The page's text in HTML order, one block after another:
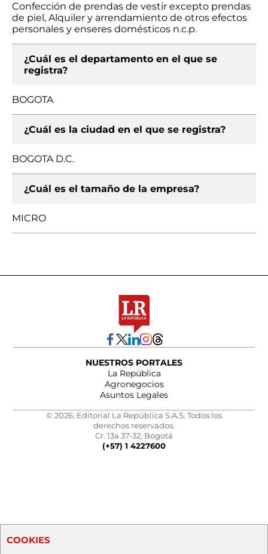
Confección de prendas de vestir excepto prendas
de piel, Alquiler y arrendamiento de otros efectos
personales y enseres domésticos n.c.p.
¿Cuál es el departamento en el que se
registra?
BOGOTA
¿Cuál es la ciudad en el que se registra?
BOGOTA D.C.
¿Cuál es el tamaño de la empresa?
MICRO
NUESTROS PORTALES
La República
Agronegocios
Asuntos Legales
© 2026, Editorial La República S.A.S. Todos los
derechos reservados.
Cr. 13a 37-32, Bogotá
(+57) 1 4227600
COOKIES